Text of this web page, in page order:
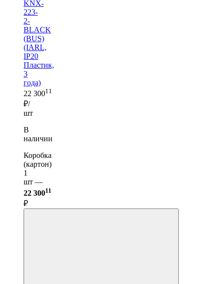
KNX-
223-
2-
BLACK
(BUS)
(IARL,
IP20
Пластик,
3
года)
22 30011
₽/
шт
В
наличии
Коробка
(картон)
1
шт —
22 30011
₽